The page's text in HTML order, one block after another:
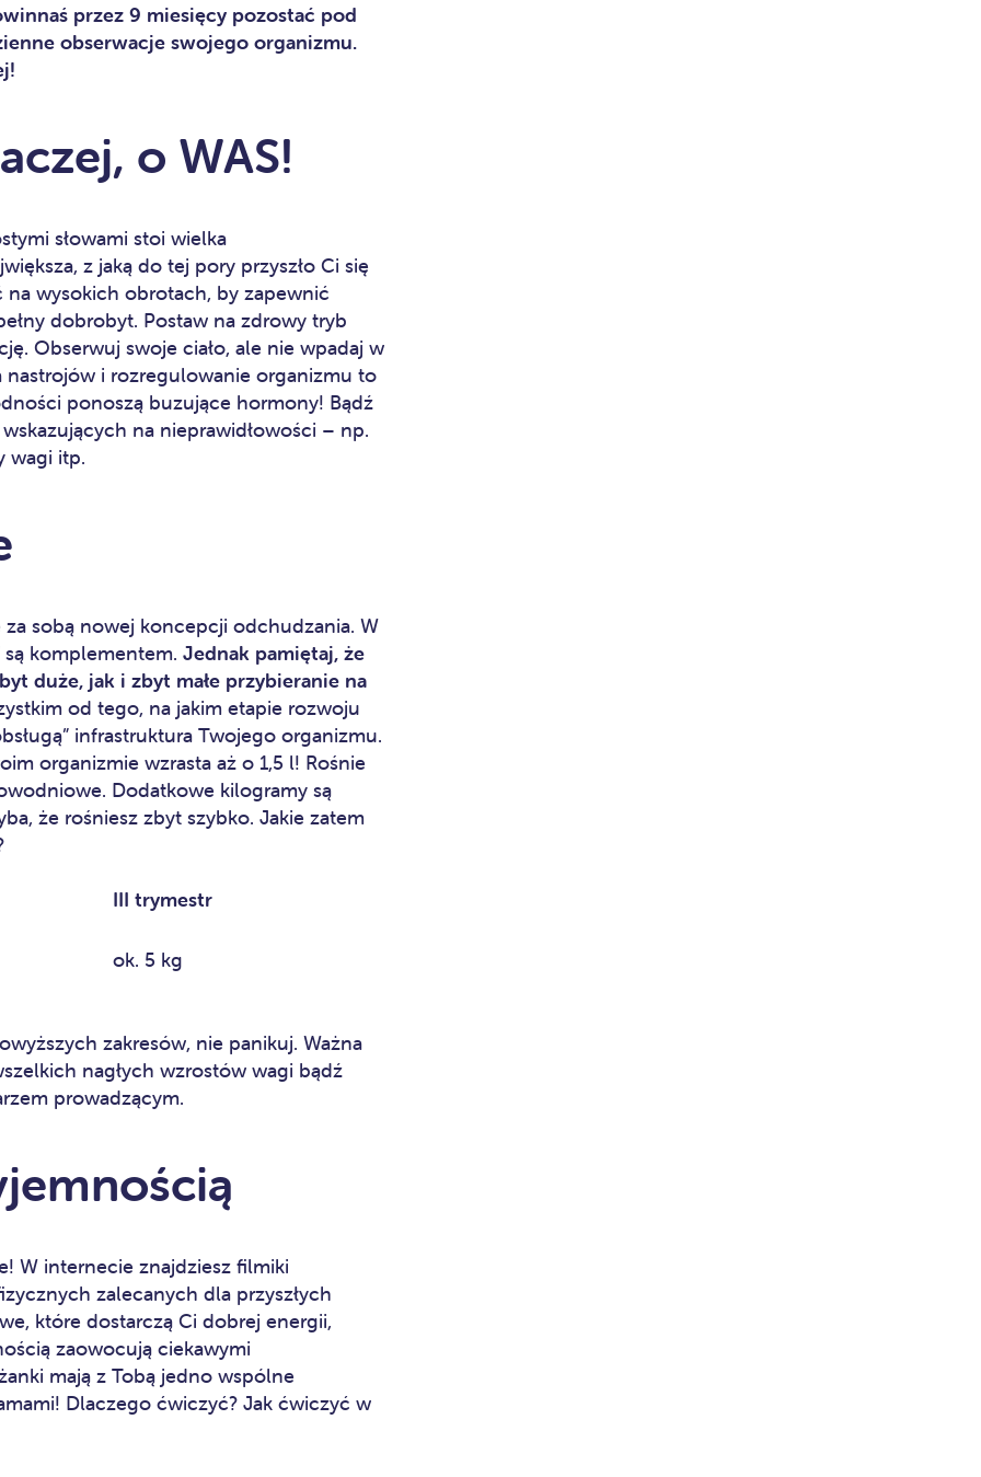
przez 9 miesięcy pozostać pod
obserwacje swojego organizmu.
o WAS!
słowami stoi wielka
z jaką do tej pory przyszło Ci się
wysokich obrotach, by zapewnić
dobrobyt. Postaw na zdrowy tryb
Obserwuj swoje ciało, ale nie wpadaj w
nastrojów i rozregulowanie organizmu to
ponoszą buzujące hormony! Bądź
na nieprawidłowości – np.
wagi itp.
sobą nowej koncepcji odchudzania. W
są komplementem. Jednak pamiętaj, że
duże, jak i zbyt małe przybieranie na
od tego, na jakim etapie rozwoju
infrastruktura Twojego organizmu.
organizmie wzrasta aż o 1,5 l! Rośnie
Dodatkowe kilogramy są
że rośniesz zbyt szybko. Jakie zatem
III trymestr
ok. 5 kg
zakresów, nie panikuj. Ważna
nagłych wzrostów wagi bądź
prowadzącym.
W internecie znajdziesz filmiki
zalecanych dla przyszłych
które dostarczą Ci dobrej energii,
zaowocują ciekawymi
mają z Tobą jedno wspólne
Dlaczego ćwiczyć? Jak ćwiczyć w